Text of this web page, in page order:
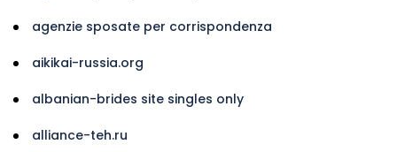
agenzie sposate per corrispondenza
aikikai-russia.org
albanian-brides site singles only
alliance-teh.ru